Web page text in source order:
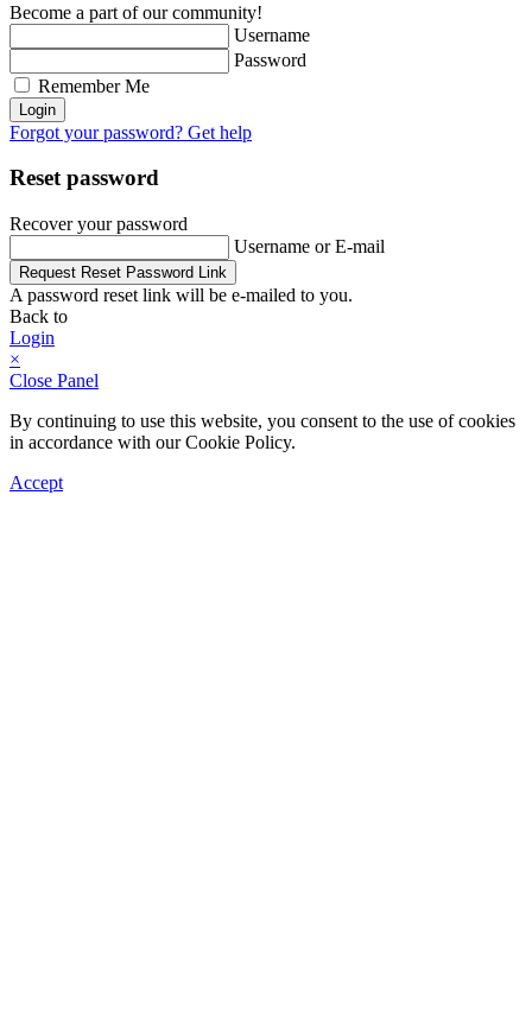
Become a part of our community!
Username
Password
Remember Me
Login
Forgot your password? Get help
Reset password
Recover your password
Username or E-mail
Request Reset Password Link
A password reset link will be e-mailed to you.
Back to
Login
×
Close Panel
By continuing to use this website, you consent to the use of cookies
in accordance with our Cookie Policy.
Accept